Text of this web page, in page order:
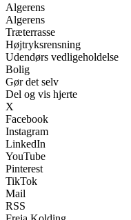
Algerens
Algerens
Træterrasse
Højtryksrensning
Udendørs vedligeholdelse
Bolig
Gør det selv
Del og vis hjerte
X
Facebook
Instagram
LinkedIn
YouTube
Pinterest
TikTok
Mail
RSS